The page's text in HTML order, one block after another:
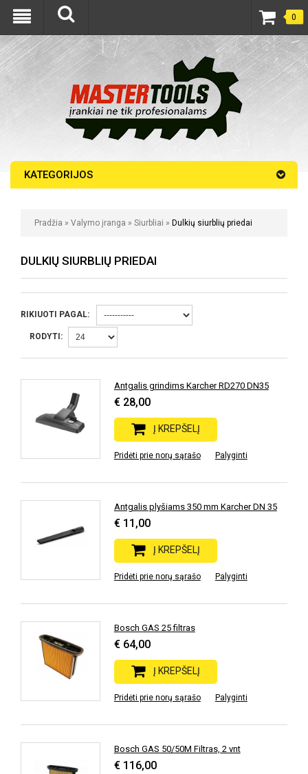
0
KATEGORIJOS
Pradžia » Valymo įranga » Siurbliai » Dulkių siurblių priedai
DULKIŲ SIURBLIŲ PRIEDAI
RIKIUOTI PAGAL:
RODYTI:
Antgalis grindims Karcher RD270 DN35
€ 28,00
Į KREPŠELĮ
Pridėti prie norų sąrašo Palyginti
Antgalis plyšiams 350 mm Karcher DN 35
€ 11,00
Į KREPŠELĮ
Pridėti prie norų sąrašo Palyginti
Bosch GAS 25 filtras
€ 64,00
Į KREPŠELĮ
Pridėti prie norų sąrašo Palyginti
Bosch GAS 50/50M Filtras, 2 vnt
€ 116,00